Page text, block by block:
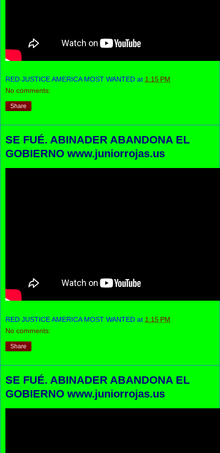
RED JUSTICE AMERICA MOST WANTED at 1:15 PM
No comments:
Share
SE FUÉ. ABINADER ABANDONA EL
GOBIERNO www.juniorrojas.us
RED JUSTICE AMERICA MOST WANTED at 1:15 PM
No comments:
Share
SE FUÉ. ABINADER ABANDONA EL
GOBIERNO www.juniorrojas.us